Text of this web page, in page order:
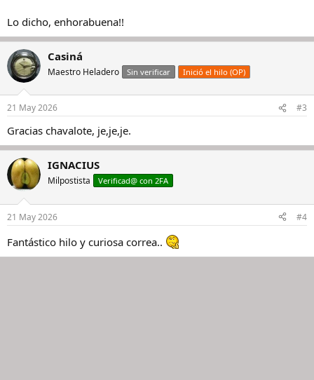
Lo dicho, enhorabuena!!
Casiná
Maestro Heladero Sin verificar Inició el hilo (OP)
21 May 2026 #3
Gracias chavalote, je,je,je.
IGNACIUS
Milpostista Verificad@ con 2FA
21 May 2026 #4
Fantástico hilo y curiosa correa..